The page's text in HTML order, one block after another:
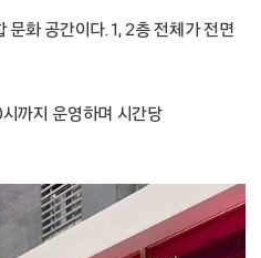
화 공간이다. 1, 2층 전체가 전면
까지 운영하며 시간당